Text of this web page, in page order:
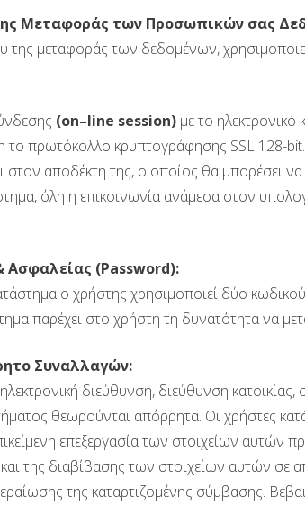
Μεταφοράς των Προσωπικών σας
της μεταφοράς των δεδομένων,
(on–line session) με το
το πρωτόκολλο κρυπτογράφησης SSL 128-
στον αποδέκτη της, ο οποίος θα μπορέσει
όλη η επικοινωνία ανάμεσα στον
Ασφαλείας (Password):
ο χρήστης χρησιμοποιεί δύο
παρέχει στο χρήστη τη δυνατότητα να
Συναλλαγών:
διεύθυνση, διεύθυνση
θεωρούνται απόρρητα. Οι χρήστες
επεξεργασία των στοιχείων
της διαβίβασης των στοιχείων αυτών σε
της καταρτιζομένης σύμβασης.